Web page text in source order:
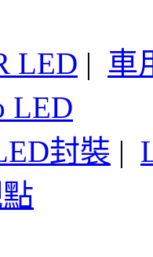
LED | 車
LED
封裝 |